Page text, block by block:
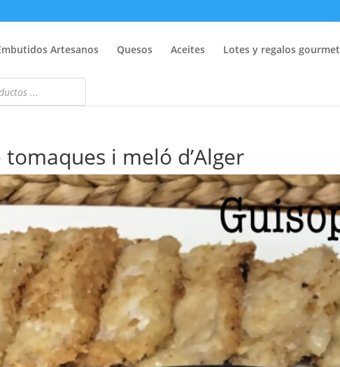
Artesanos Quesos Aceites Lotes y regalos gourmet
tomaques i meló d’Alger